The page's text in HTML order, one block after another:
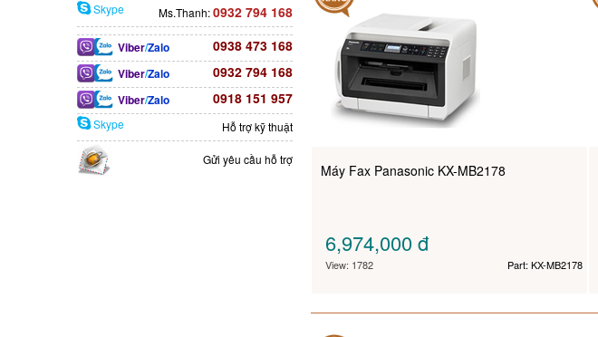
Skype Ms.Thanh:0932 794 168
Viber/Zalo 0938 473 168
Viber/Zalo 0932 794 168
Viber/Zalo 0918 151 957
Skype Hỗ trợ kỹ thuật
Gửi yêu cầu hỗ trợ
Máy Fax Panasonic KX-MB2178
6,974,000đ
View: 1782 Part: KX-MB2178